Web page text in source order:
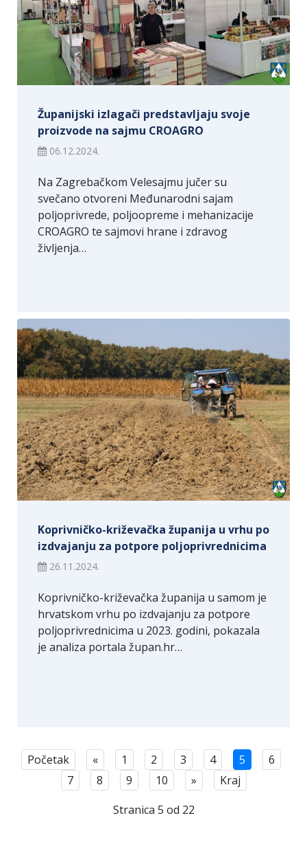
Županijski izlagači predstavljaju svoje
proizvode na sajmu CROAGRO
06.12.2024.
Na Zagrebačkom Velesajmu jučer su
svečano otvoreni Međunarodni sajam
poljoprivrede, poljoopreme i mehanizacije
CROAGRO te sajmovi hrane i zdravog
življenja…
Koprivničko-križevačka županija u vrhu po
izdvajanju za potpore poljoprivrednicima
26.11.2024.
Koprivničko-križevačka županija u samom je
hrvatskom vrhu po izdvajanju za potpore
poljoprivrednicima u 2023. godini, pokazala
je analiza portala župan.hr…
Početak « 1 2 3 4 5
6
7
8 9 10 »
Kraj
Stranica 5 od 22